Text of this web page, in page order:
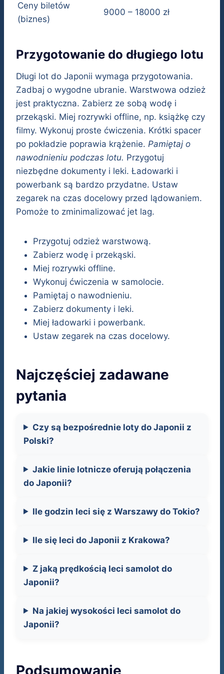
Ceny biletów
(biznes)
9000 – 18000 zł
Przygotowanie do długiego lotu
Długi lot do Japonii wymaga przygotowania.
Zadbaj o wygodne ubranie. Warstwowa odzież
jest praktyczna. Zabierz ze sobą wodę i
przekąski. Miej rozrywki offline, np. książkę czy
filmy. Wykonuj proste ćwiczenia. Krótki spacer
po pokładzie poprawia krążenie. Pamiętaj o
nawodnieniu podczas lotu. Przygotuj
niezbędne dokumenty i leki. Ładowarki i
powerbank są bardzo przydatne. Ustaw
zegarek na czas docelowy przed lądowaniem.
Pomoże to zminimalizować jet lag.
Przygotuj odzież warstwową.
Zabierz wodę i przekąski.
Miej rozrywki offline.
Wykonuj ćwiczenia w samolocie.
Pamiętaj o nawodnieniu.
Zabierz dokumenty i leki.
Miej ładowarki i powerbank.
Ustaw zegarek na czas docelowy.
Najczęściej zadawane
pytania
Czy są bezpośrednie loty do Japonii z
Polski?
Jakie linie lotnicze oferują połączenia
do Japonii?
Ile godzin leci się z Warszawy do Tokio?
Ile się leci do Japonii z Krakowa?
Z jaką prędkością leci samolot do
Japonii?
Na jakiej wysokości leci samolot do
Japonii?
Podsumowanie